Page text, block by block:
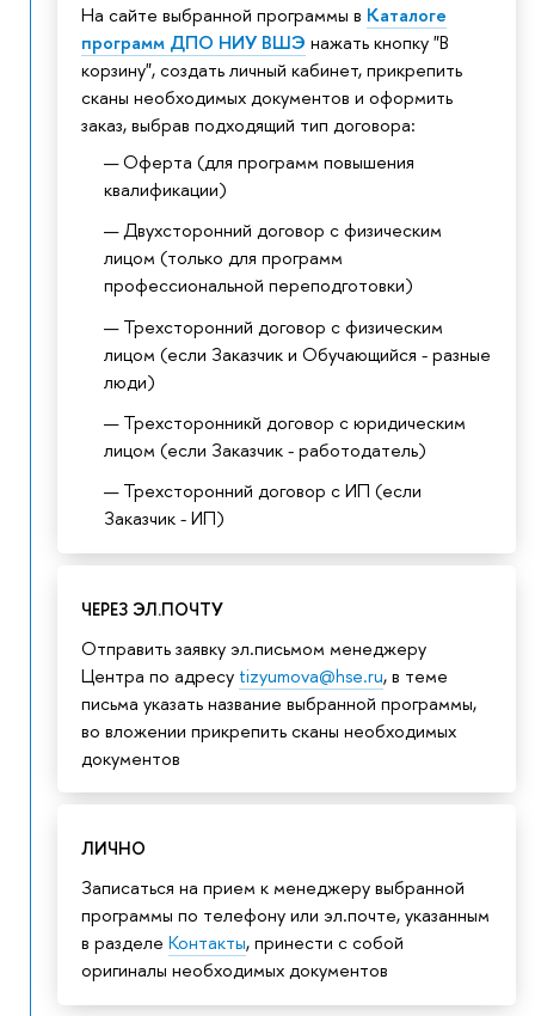
На сайте выбранной программы в Каталоге
программ ДПО НИУ ВШЭ нажать кнопку "В
корзину", создать личный кабинет, прикрепить
сканы необходимых документов и оформить
заказ, выбрав подходящий тип договора:
Оферта (для программ повышения
квалификации)
Двухсторонний договор с физическим
лицом (только для программ
профессиональной переподготовки)
Трехсторонний договор с физическим
лицом (если Заказчик и Обучающийся - разные
люди)
Трехсторонникй договор с юридическим
лицом (если Заказчик - работодатель)
Трехсторонний договор с ИП (если
Заказчик - ИП)
ЧЕРЕЗ ЭЛ.ПОЧТУ
Отправить заявку эл.письмом менеджеру
Центра по адресу tizyumova@hse.ru, в теме
письма указать название выбранной программы,
во вложении прикрепить сканы необходимых
документов
ЛИЧНО
Записаться на прием к менеджеру выбранной
программы по телефону или эл.почте, указанным
в разделе Контакты, принести с собой
оригиналы необходимых документов